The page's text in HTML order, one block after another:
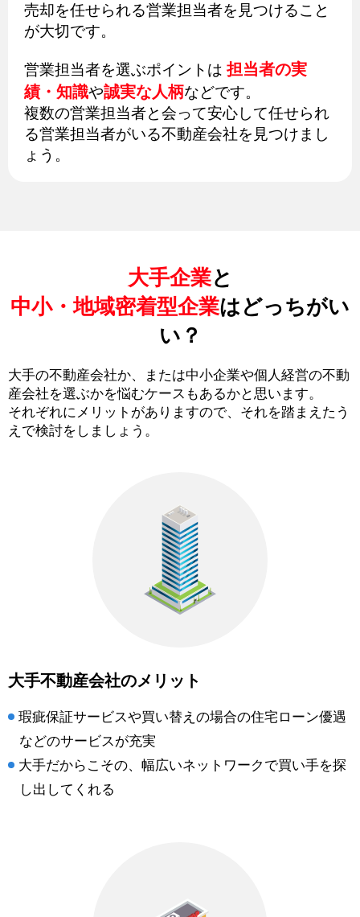
売却を任せられる営業担当者を見つけること
が大切です。
営業担当者を選ぶポイントは 担当者の実
績・知識や誠実な人柄などです。
複数の営業担当者と会って安心して任せられ
る営業担当者がいる不動産会社を見つけまし
ょう。
大手企業と
中小・地域密着型企業はどっちがい
い？
大手の不動産会社か、または中小企業や個人経営の不動
産会社を選ぶかを悩むケースもあるかと思います。
それぞれにメリットがありますので、それを踏まえたう
えで検討をしましょう。
大手不動産会社のメリット
瑕疵保証サービスや買い替えの場合の住宅ローン優遇
などのサービスが充実
大手だからこその、幅広いネットワークで買い手を探
し出してくれる